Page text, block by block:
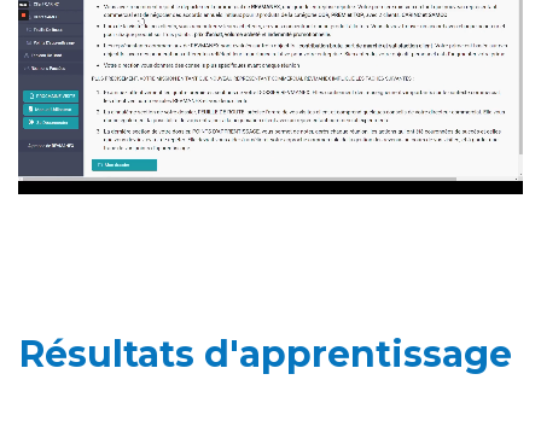
Résultats d'apprentissage